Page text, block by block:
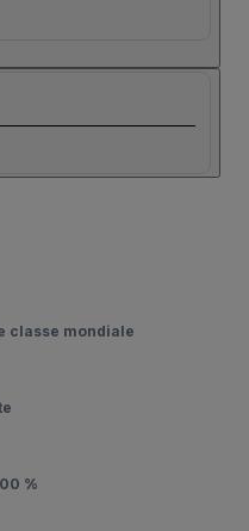
classe mondiale
%